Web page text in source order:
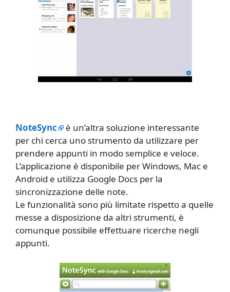
NoteSync
è un’altra soluzione interessante
per chi cerca uno strumento da utilizzare per
prendere appunti in modo semplice e veloce.
L’applicazione è disponibile per Windows, Mac e
Android e utilizza Google Docs per la
sincronizzazione delle note.
Le funzionalità sono più limitate rispetto a quelle
messe a disposizione da altri strumenti, è
comunque possibile effettuare ricerche negli
appunti.